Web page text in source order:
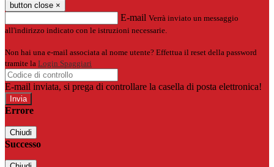
button close ×
E-mail Verrà inviato un messaggio
all'indirizzo indicato con le istruzioni necessarie.
Non hai una e-mail associata al nome utente? Effettua il reset della password
tramite la Login Spaggiari
E-mail inviata, si prega di controllare la casella di posta elettronica!
Errore
Chiudi
Successo